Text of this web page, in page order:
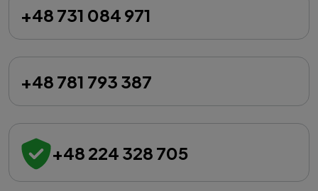
+48 731 084 971
+48 781 793 387
+48 224 328 705